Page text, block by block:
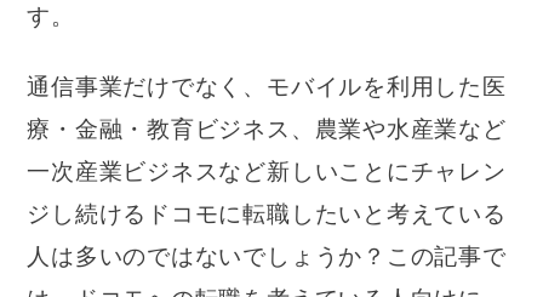
す。
通信事業だけでなく、モバイルを利用した医
療・金融・教育ビジネス、農業や水産業など
一次産業ビジネスなど新しいことにチャレン
ジし続けるドコモに転職したいと考えている
人は多いのではないでしょうか？この記事で